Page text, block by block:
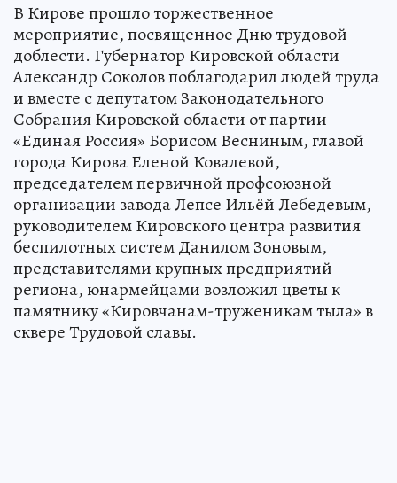
В Кирове прошло торжественное
мероприятие, посвященное Дню трудовой
доблести. Губернатор Кировской области
Александр Соколов поблагодарил людей труда
и вместе с депутатом Законодательного
Собрания Кировской области от партии
«Единая Россия» Борисом Весниным, главой
города Кирова Еленой Ковалевой,
председателем первичной профсоюзной
организации завода Лепсе Ильёй Лебедевым,
руководителем Кировского центра развития
беспилотных систем Данилом Зоновым,
представителями крупных предприятий
региона, юнармейцами возложил цветы к
памятнику «Кировчанам-труженикам тыла» в
сквере Трудовой славы.